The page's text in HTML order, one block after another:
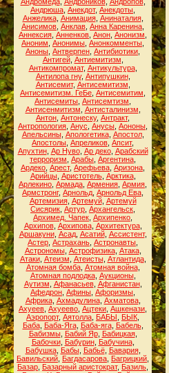
Андрюша Анекдот, Анекдоты
Анжелика, Анимация, Анинаталия,
Анисимов Анклав Анна Каренина
Аннексия Анненков Анон Анонизм
Аноним Анонимы Анонкомменты
Аноны Антверпен Антибиотики
Антигей, Антиемитизм
Антикомпромат, Антикультура,
Антилопа гну, Антипушкин,
Антисемит, Антисемитизм
Антисемитизм. ГеБе Антисемитим
Антисемиты Антисемтизм
Антисенмитизм Антисталинизм
Антон Антонеску, Антракт,
Антропология Анус Анусы Аононы
Апельсины, Апологетика, Апостол,
Апостолы Апреликов Апсит,
Апухтин, Ар Нуво, Ар деко, Арабский
терроризм Арабы Аргентина
Ардеко Арест, Арефьева Аризона
Арийцы, Аристотель, Арктика,
Арлекино Армада Армения Армия
Армстронг, Арнольд Арнольд Ева
Артемизия, Артемуй, Артемуй
Сисярик Артур Архангельск
Архимед. Чапек Архипенко
Архипов, Архипова, Архитектура,
Аршакуни, Асад, Асатий, Ассистент,
Астер Астрахань Астронавты
Астрономы, Астрофизика, Атака,
Атаки, Атеизм Атеисты, Атлантида,
Атомная бомба, Атомная война,
Атомная подлодка, Аукционы,
Аутизм Афанасьев, Афганистан,
Афедрон Афины Афоризмы
Африка, Ахмадулина, Ахматова,
Ахуеев Ахуеево Ацтеки Ашкенази
Аэропорт, Аятолла БАБЫ БЫК
Баба, Баба-Яга, Баба-яга, Бабель,
Бабизмы, Бабий Яр, Бабицкая,
Бабочки, Бабурин, Бабучина,
Бабушка, Бабы, Бабьё, Бавария,
Бавильский Багдасарова Багрицкий
Базар Базарный аристократ, Базиль